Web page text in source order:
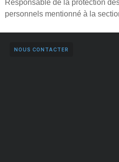
Responsable de la protection
personnels mentionné à la
NOUS CONTACTER